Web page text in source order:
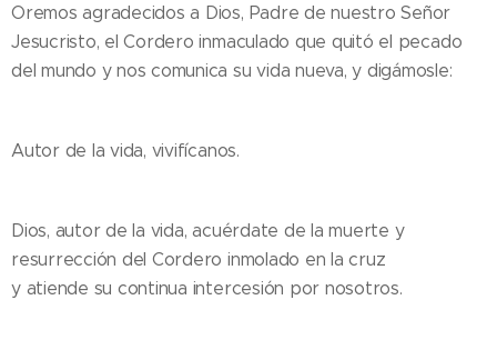
Oremos agradecidos a Dios, Padre de nuestro Señor
Jesucristo, el Cordero inmaculado que quitó el pecado
del mundo y nos comunica su vida nueva, y digámosle:
Autor de la vida, vivifícanos.
Dios, autor de la vida, acuérdate de la muerte y
resurrección del Cordero inmolado en la cruz
y atiende su continua intercesión por nosotros.